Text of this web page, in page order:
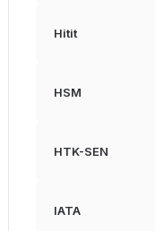
Hitit
HSM
HTK-SEN
IATA